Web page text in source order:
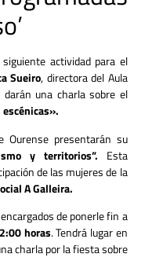
actividad para el
Sueiro, directora del Aula
darán una charla sobre el
Ourense presentarán su
y territorios”. Esta
de las mujeres de la
A Galleira.
de ponerle fin a
horas. Tendrá lugar en
charla por la fiesta sobre